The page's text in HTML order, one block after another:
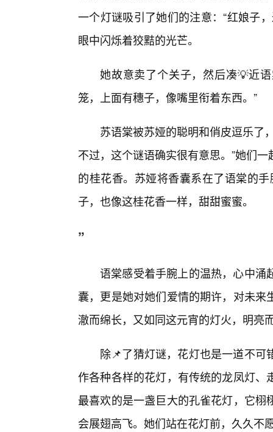
一个灯谜吸引了她们的注意：“红娘子
眼中闪烁着狡黠的光芒。
她故意卖了个关子，然后凑💡近
笼，上面有穗子，像嘴里衔着东西。”
苏语棠被苏娅的聪明和俏皮逗乐了
不过，这个谜语确实很有意思。”她们
的桂花香。苏娅将香囊系在了语棠的
子，也像这桂花香一样，甜甜蜜蜜。
”
语棠感受着手腕上的温热，心中涌
囊，更是她对她们爱情的期许，对未
澈而绵长，又如同这元宵的灯火，明亮
除📌了猜灯谜，花灯也是一道不
作各种各样的花灯，有传统的龙凤灯
最喜欢的是一盏巨大的孔雀花灯，它
会展翅高飞。她们站在花灯前，久久不